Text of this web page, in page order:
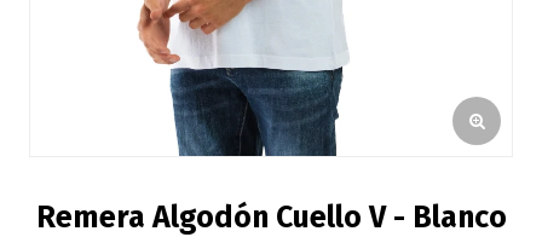
Remera Algodón Cuello V - Blanco